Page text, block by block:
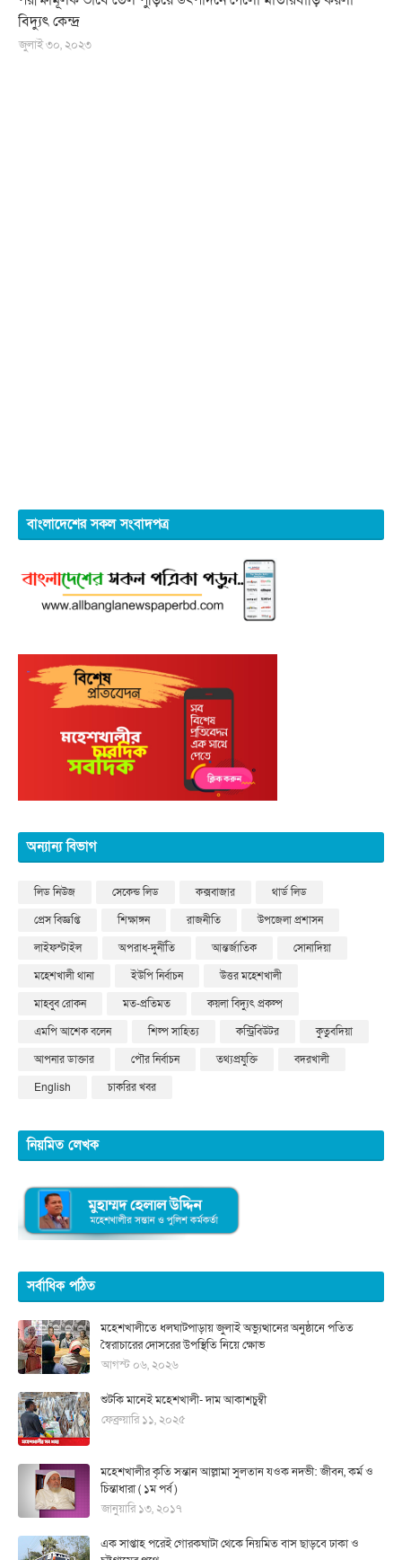
বিদ্যুৎ কেন্দ্র
জুলাই ৩০, ২০২৩
বাংলাদেশের সকল সংবাদপত্র
অন্যান্য বিভাগ
লিড নিউজ সেকেন্ড লিড কক্সবাজার
থার্ড লিড
প্রেস বিজ্ঞপ্তি
শিক্ষাঙ্গন রাজনীতি
উপজেলা প্রশাসন
লাইফস্টাইল
অপরাধ-দুর্নীতি আন্তর্জাতিক
সোনাদিয়া
মহেশখালী থানা
ইউপি নির্বাচন
উত্তর মহেশখালী
মাহবুব রোকন
মত-প্রতিমত
কয়লা বিদ্যুৎ প্রকল্প
এমপি আশেক বলেন
শিল্প সাহিত্য কন্ট্রিবিউটর
কুতুবদিয়া
আপনার ডাক্তার
পৌর নির্বাচন তথ্যপ্রযুক্তি
বদরখালী
English
চাকরির খবর
নিয়মিত লেখক
সর্বাধিক পঠিত
মহেশখালীতে ধলঘাটপাড়ায় জুলাই অভ্যুত্থানের অনুষ্ঠানে পতিত
স্বৈরাচারের দোসরের উপস্থিতি নিয়ে ক্ষোভ
আগস্ট ০৬, ২০২৬
শুটকি মানেই মহেশখালী- দাম আকাশচুম্বী
ফেব্রুয়ারি ১১, ২০২৫
মহেশখালীর কৃতি সন্তান আল্লামা সুলতান যওক নদভী: জীবন, কর্ম ও
চিন্তাধারা ( ১ম পর্ব )
জানুয়ারি ১৩, ২০১৭
এক সাপ্তাহ পরেই গোরকঘাটা থেকে নিয়মিত বাস ছাড়বে ঢাকা ও